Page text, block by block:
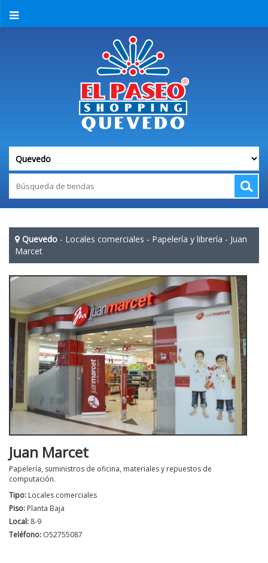
Quevedo - Locales comerciales - Papelería y librería - Juan
Marcet
Juan Marcet
Papelería, suministros de oficina, materiales y repuestos de
computación.
Tipo: Locales comerciales
Piso: Planta Baja
Local: 8-9
Teléfono: O52755087